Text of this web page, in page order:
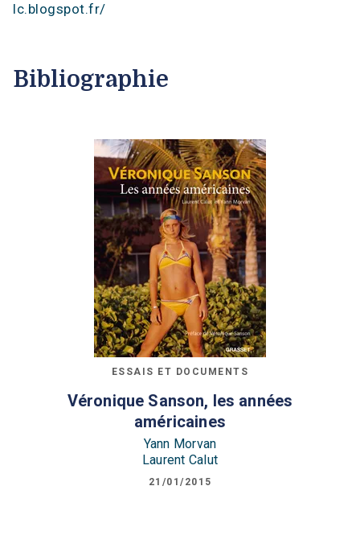
lc.blogspot.fr/
Bibliographie
ESSAIS ET DOCUMENTS
Véronique Sanson, les années
américaines
Yann Morvan
Laurent Calut
21/01/2015